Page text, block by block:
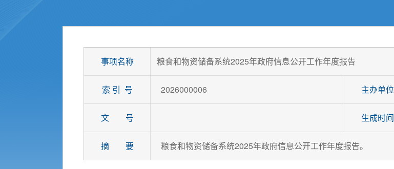
事项名称 粮食和物资储备系统2025年政府信息公开工作年度报告
索 引 号 2026000006
文 号
主办单位
生成时间
摘 要 粮食和物资储备系统2025年政府信息公开工作年度报告。